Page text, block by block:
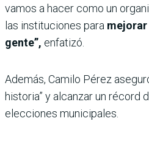
vamos a hacer como un
las instituciones para mejorar
gente”, enfatizó.
Además, Camilo Pérez
historia” y alcanzar un récord
elecciones municipales.